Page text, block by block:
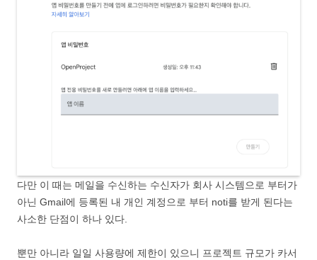
다만 이 때는 메일을 수신하는 수신자가 회사 시스템으로 부터가
아닌 Gmail에 등록된 내 개인 계정으로 부터 noti를 받게 된다는
사소한 단점이 하나 있다.
뿐만 아니라 일일 사용량에 제한이 있으니 프로젝트 규모가 카서